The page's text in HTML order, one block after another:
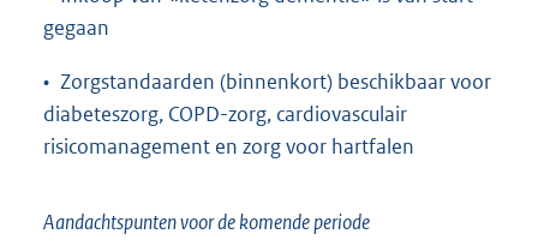
gegaan
• Zorgstandaarden (binnenkort) beschikbaar voor
diabeteszorg, COPD-zorg, cardiovasculair
risicomanagement en zorg voor hartfalen
Aandachtspunten voor de komende periode